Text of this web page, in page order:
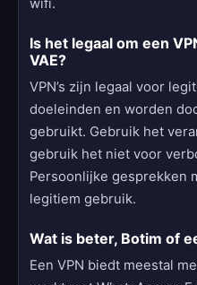
wifi.
Is het legaal om een
VAE?
VPN’s zijn legaal voor
doeleinden en worden
gebruikt. Gebruik het
gebruik het niet voor
Persoonlijke gesprekken
legitiem gebruik.
Wat is beter, Botim of
Een VPN biedt meestal